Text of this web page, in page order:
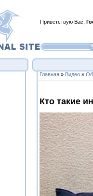
Приветствую Вас
Главная» Видео»
Кто такие